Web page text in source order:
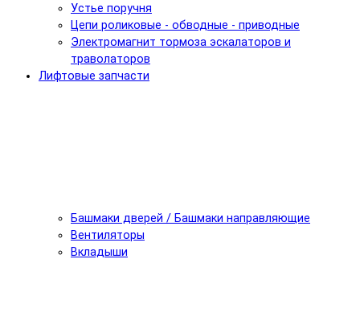
Устье поручня
Цепи роликовые - обводные - приводные
Электромагнит тормоза эскалаторов и
траволаторов
Лифтовые запчасти
Башмаки дверей / Башмаки направляющие
Вентиляторы
Вкладыши